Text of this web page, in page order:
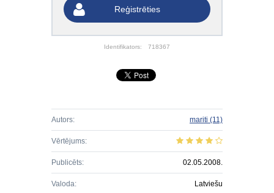
Reģistrēties
Identifikators: 718367
Autors: mariti (11)
Vērtējums:
Publicēts: 02.05.2008.
Valoda: Latviešu